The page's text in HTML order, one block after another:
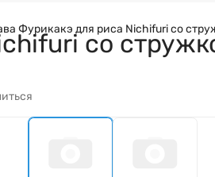
Фурикакэ для риса Nichifuri со
со